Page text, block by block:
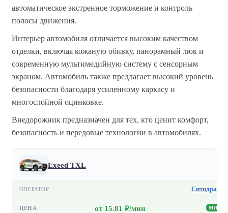
автоматическое экстренное торможение и контроль
полосы движения.
Интерьер автомобиля отличается высоким качеством
отделки, включая кожаную обивку, панорамный люк и
современную мультимедийную систему с сенсорным
экраном. Автомобиль также предлагает высокий уровень
безопасности благодаря усиленному каркасу и
многослойной оцинковке.
Внедорожник предназначен для тех, кто ценит комфорт,
безопасность и передовые технологии в автомобилях.
Exeed TXL
Ситидрайв
от 15.81 ₽/мин МИН